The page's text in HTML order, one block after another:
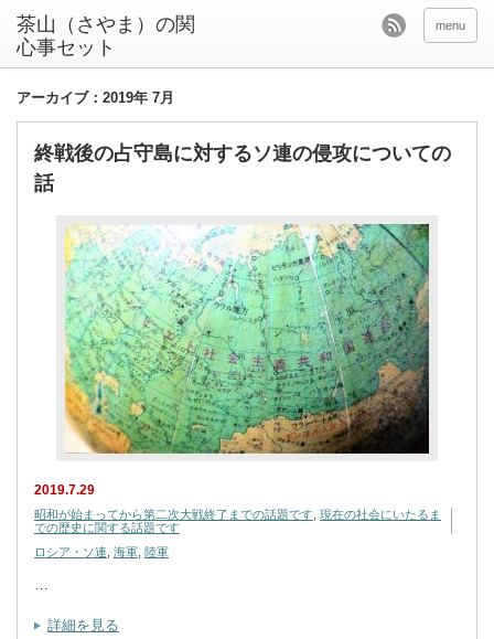
茶山（さやま）の関
心事セット
menu
アーカイブ：2019年 7月
終戦後の占守島に対するソ連の侵攻についての
話
2019.7.29
昭和が始まってから第二次大戦終了までの話題です, 現在の社会にいたるま
での歴史に関する話題です
ロシア・ソ連, 海軍, 陸軍
…
詳細を見る